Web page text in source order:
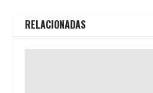
RELACIONADAS